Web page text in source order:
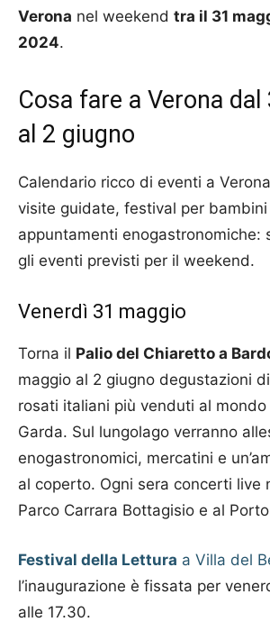
Verona nel weekend tra il 31
2024.
Cosa fare a Verona
al 2 giugno
Calendario ricco di eventi a
visite guidate, festival per bambini
appuntamenti enogastronomiche:
gli eventi previsti per il weekend.
Venerdì 31 maggio
Torna il Palio del Chiaretto a
maggio al 2 giugno degustazioni
rosati italiani più venduti al
Garda. Sul lungolago verranno
enogastronomici, mercatini e
al coperto. Ogni sera concerti live
Parco Carrara Bottagisio e al
Festival della Lettura a Villa del
l’inaugurazione è fissata per
alle 17.30.